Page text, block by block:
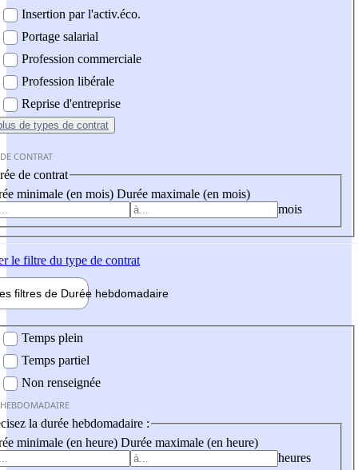
Insertion par l'activ.éco.
Portage salarial
Profession commerciale
Profession libérale
Reprise d'entreprise
de types de contrat
CONTRAT
de contrat
minimale (en mois) Durée maximale (en mois)
mois
le filtre du type de contrat
filtres de Durée hebdomadaire
Temps plein
Temps partiel
Non renseignée
la durée hebdomadaire :
minimale (en heure) Durée maximale (en heure)
heures